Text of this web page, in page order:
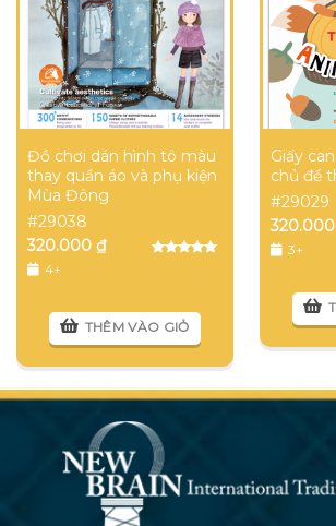
Đồ chơi dán hình tô màu
thay quần áo và phụ kiện
Mùa Đông
#29038
320.000 ₫
4+
THÊM VÀO GIỎ
Giấy
chủ đề
#29029
320.000
3+